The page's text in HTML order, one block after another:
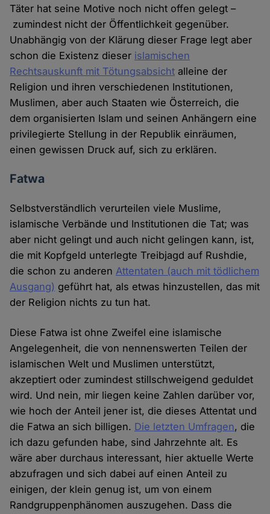
Täter hat seine Motive noch nicht offen gelegt –
zumindest nicht der Öffentlichkeit gegenüber.
Unabhängig von der Klärung dieser Frage legt aber
schon die Existenz dieser islamischen
Rechtsauskunft mit Tötungsabsicht alleine der
Religion und ihren verschiedenen Institutionen,
Muslimen, aber auch Staaten wie Österreich, die
dem organisierten Islam und seinen Anhängern eine
privilegierte Stellung in der Republik einräumen,
einen gewissen Druck auf, sich zu erklären.
Fatwa
Selbstverständlich verurteilen viele Muslime,
islamische Verbände und Institutionen die Tat; was
aber nicht gelingt und auch nicht gelingen kann, ist,
die mit Kopfgeld unterlegte Treibjagd auf Rushdie,
die schon zu anderenAttentaten (auch mit tödlichem
Ausgang) geführt hat, als etwas hinzustellen, das mit
der Religion nichts zu tun hat.
Diese Fatwa ist ohne Zweifel eine islamische
Angelegenheit, die von nennenswerten Teilen der
islamischen Welt und Muslimen unterstützt,
akzeptiert oder zumindest stillschweigend geduldet
wird. Und nein, mir liegen keine Zahlen darüber vor,
wie hoch der Anteil jener ist, die dieses Attentat und
die Fatwa an sich billigen. Die letzten Umfragen, die
ich dazu gefunden habe, sind Jahrzehnte alt. Es
wäre aber durchaus interessant, hier aktuelle Werte
abzufragen und sich dabei auf einen Anteil zu
einigen, der klein genug ist, um von einem
Randgruppenphänomen auszugehen. Dass die